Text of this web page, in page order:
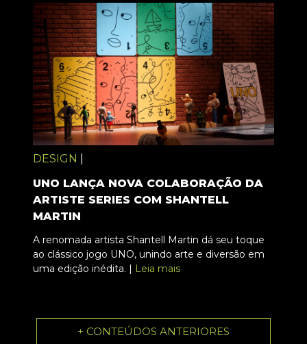
DESIGN
UNO LANÇA NOVA COLABORAÇÃO DA
ARTISTE SERIES COM SHANTELL
MARTIN
A renomada artista Shantell Martin dá seu toque
ao clássico jogo UNO, unindo arte e diversão em
uma edição inédita. | Leia mais
+ CONTEÚDOS ANTERIORES